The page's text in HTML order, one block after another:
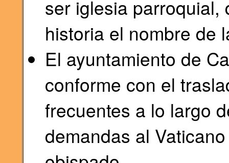
ser iglesia parroquial,
historia el nombre de
El ayuntamiento de
conforme con el
frecuentes a lo largo
demandas al